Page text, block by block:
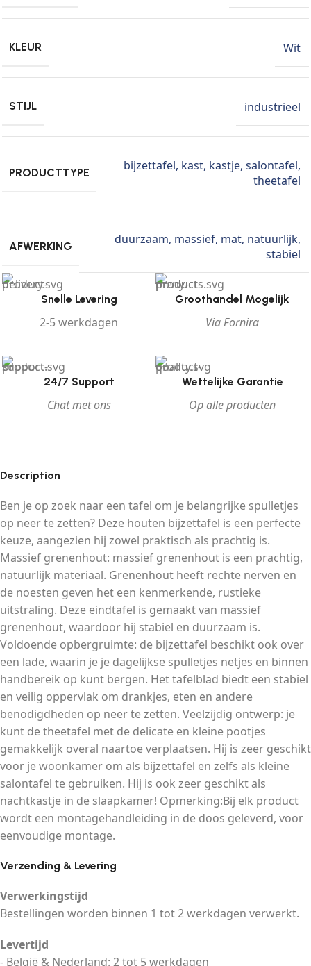
KLEUR Wit
STIJL industrieel
PRODUCTTYPE bijzettafel, kast, kastje, salontafel,
theetafel
AFWERKING duurzaam, massief, mat, natuurlijk,
stabiel
Snelle Levering
2-5 werkdagen
Groothandel Mogelijk
Via Fornira
24/7 Support
Chat met ons
Wettelijke Garantie
Op alle producten
Description
Ben je op zoek naar een tafel om je belangrijke spulletjes
op neer te zetten? Deze houten bijzettafel is een perfecte
keuze, aangezien hij zowel praktisch als prachtig is.
Massief grenenhout: massief grenenhout is een prachtig,
natuurlijk materiaal. Grenenhout heeft rechte nerven en
de noesten geven het een kenmerkende, rustieke
uitstraling. Deze eindtafel is gemaakt van massief
grenenhout, waardoor hij stabiel en duurzaam is.
Voldoende opbergruimte: de bijzettafel beschikt ook over
een lade, waarin je je dagelijkse spulletjes netjes en binnen
handbereik op kunt bergen. Het tafelblad biedt een stabiel
en veilig oppervlak om drankjes, eten en andere
benodigdheden op neer te zetten. Veelzijdig ontwerp: je
kunt de theetafel met de delicate en kleine pootjes
gemakkelijk overal naartoe verplaatsen. Hij is zeer geschikt
voor je woonkamer om als bijzettafel en zelfs als kleine
salontafel te gebruiken. Hij is ook zeer geschikt als
nachtkastje in de slaapkamer! Opmerking:Bij elk product
wordt een montagehandleiding in de doos geleverd, voor
eenvoudige montage.
Verzending & Levering
Verwerkingstijd
Bestellingen worden binnen 1 tot 2 werkdagen verwerkt.
Levertijd
- België & Nederland: 2 tot 5 werkdagen